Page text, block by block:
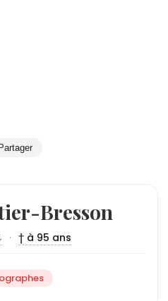
Bresson
· † à 95 ans